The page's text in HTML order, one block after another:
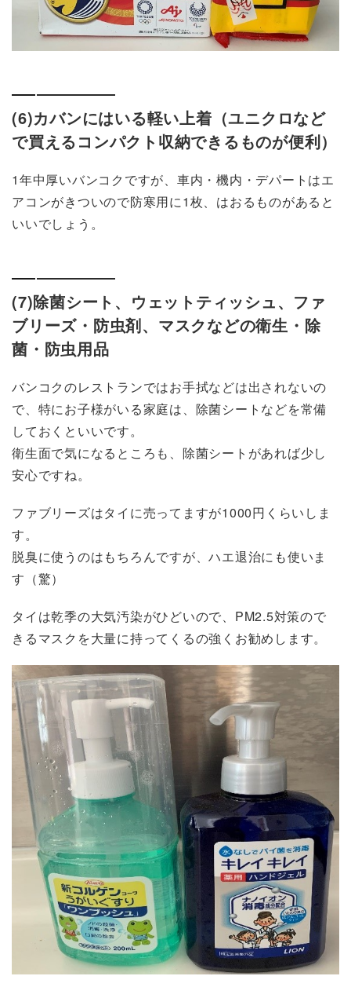
(6)カバンにはいる軽い上着（ユニクロなど
で買えるコンパクト収納できるものが便利）
1年中厚いバンコクですが、車内・機内・デパートはエ
アコンがきついので防寒用に1枚、はおるものがあると
いいでしょう。
(7)除菌シート、ウェットティッシュ、ファ
ブリーズ・防虫剤、マスクなどの衛生・除
菌・防虫用品
バンコクのレストランではお手拭などは出されないの
で、特にお子様がいる家庭は、除菌シートなどを常備
しておくといいです。
衛生面で気になるところも、除菌シートがあれば少し
安心ですね。
ファブリーズはタイに売ってますが1000円くらいしま
す。
脱臭に使うのはもちろんですが、ハエ退治にも使いま
す（驚）
タイは乾季の大気汚染がひどいので、PM2.5対策ので
きるマスクを大量に持ってくるの強くお勧めします。